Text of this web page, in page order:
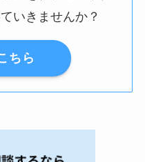
いきませんか？
ちら